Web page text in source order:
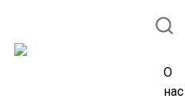
О
нас
и